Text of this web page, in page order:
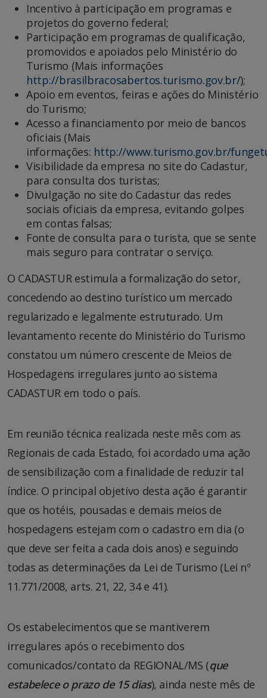
Incentivo à participação em programas e
projetos do governo federal;
Participação em programas de qualificação,
promovidos e apoiados pelo Ministério do
Turismo (Mais informações
http://brasilbracosabertos.turismo.gov.br/);
Apoio em eventos, feiras e ações do Ministério
do Turismo;
Acesso a financiamento por meio de bancos
oficiais (Mais
informações: http://www.turismo.gov.br/
Visibilidade da empresa no site do Cadastur,
para consulta dos turistas;
Divulgação no site do Cadastur das redes
sociais oficiais da empresa, evitando golpes
em contas falsas;
Fonte de consulta para o turista, que se sente
mais seguro para contratar o serviço.
O CADASTUR estimula a formalização do setor,
concedendo ao destino turístico um mercado
regularizado e legalmente estruturado. Um
levantamento recente do Ministério do Turismo
constatou um número crescente de Meios de
Hospedagens irregulares junto ao sistema
CADASTUR em todo o país.
Em reunião técnica realizada neste mês com as
Regionais de cada Estado, foi acordado uma ação
de sensibilização com a finalidade de reduzir tal
índice. O principal objetivo desta ação é garantir
que os hotéis, pousadas e demais meios de
hospedagens estejam com o cadastro em dia (o
que deve ser feita a cada dois anos) e seguindo
todas as determinações da Lei de Turismo (Lei nº
11.771/2008, arts. 21, 22, 34 e 41).
Os estabelecimentos que se mantiverem
irregulares após o recebimento dos
comunicados/contato da REGIONAL/MS (que
estabelece o prazo de 15 dias), ainda neste mês de